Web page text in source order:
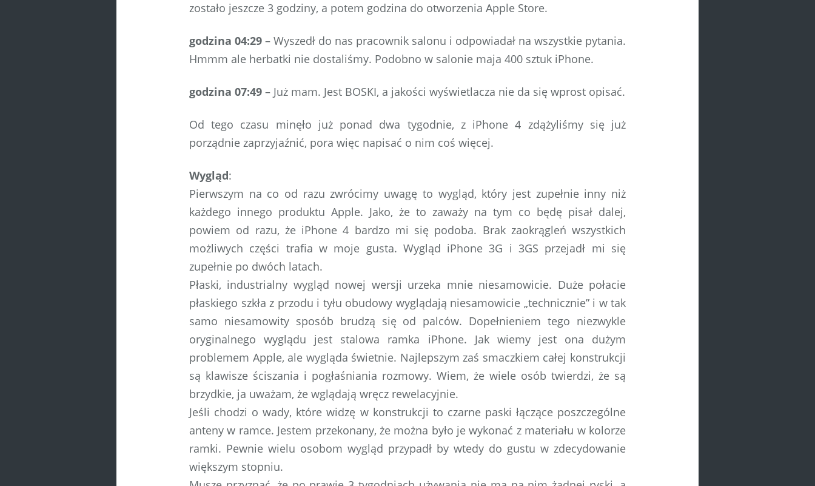
zostało jeszcze 3 godziny, a potem godzina do otworzenia Apple Store.
godzina 04:29 – Wyszedł do nas pracownik salonu i odpowiadał na wszystkie pytania.
Hmmm ale herbatki nie dostaliśmy. Podobno w salonie maja 400 sztuk iPhone.
godzina 07:49 – Już mam. Jest BOSKI, a jakości wyświetlacza nie da się wprost opisać.
Od tego czasu minęło już ponad dwa tygodnie, z iPhone 4 zdążyliśmy się już
porządnie zaprzyjaźnić, pora więc napisać o nim coś więcej.
Wygląd:
Pierwszym na co od razu zwrócimy uwagę to wygląd, który jest zupełnie inny niż
każdego innego produktu Apple. Jako, że to zaważy na tym co będę pisał dalej,
powiem od razu, że iPhone 4 bardzo mi się podoba. Brak zaokrągleń wszystkich
możliwych części trafia w moje gusta. Wygląd iPhone 3G i 3GS przejadł mi się
zupełnie po dwóch latach.
Płaski, industrialny wygląd nowej wersji urzeka mnie niesamowicie. Duże połacie
płaskiego szkła z przodu i tyłu obudowy wyglądają niesamowicie „technicznie” i w tak
samo niesamowity sposób brudzą się od palców. Dopełnieniem tego niezwykle
oryginalnego wyglądu jest stalowa ramka iPhone. Jak wiemy jest ona dużym
problemem Apple, ale wygląda świetnie. Najlepszym zaś smaczkiem całej konstrukcji
są klawisze ściszania i pogłaśniania rozmowy. Wiem, że wiele osób twierdzi, że są
brzydkie, ja uważam, że wglądają wręcz rewelacyjnie.
Jeśli chodzi o wady, które widzę w konstrukcji to czarne paski łączące poszczególne
anteny w ramce. Jestem przekonany, że można było je wykonać z materiału w kolorze
ramki. Pewnie wielu osobom wygląd przypadł by wtedy do gustu w zdecydowanie
większym stopniu.